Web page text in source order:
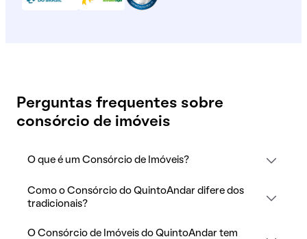
Perguntas frequentes sobre
consórcio de imóveis
O que é um Consórcio de Imóveis?
Como o Consórcio do QuintoAndar difere dos
tradicionais?
O Consórcio de Imóveis do QuintoAndar tem